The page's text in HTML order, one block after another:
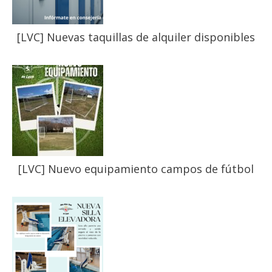
[LVC] Nuevas taquillas de alquiler disponibles
[LVC] Nuevo equipamiento campos de fútbol